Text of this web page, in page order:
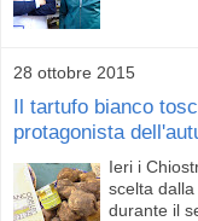
28 ottobre 2015
Il tartufo bianco
protagonista
Ieri i
scelta
durante il